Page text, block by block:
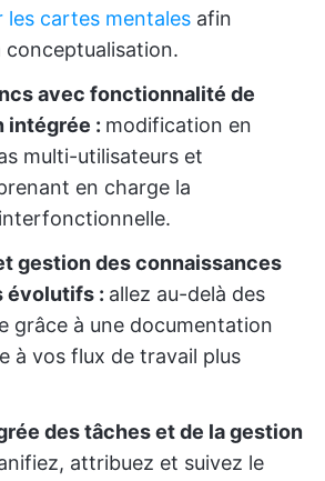
les cartes mentales afin
conceptualisation.
avec fonctionnalité de
intégrée : modification en
multi-utilisateurs et
en charge la
gestion des connaissances
évolutifs : allez au-delà des
grâce à une documentation
à vos flux de travail plus
des tâches et de la gestion
attribuez et suivez le